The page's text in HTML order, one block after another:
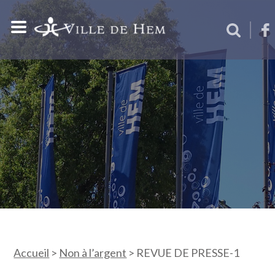
Accueil > Non à l’argent > REVUE DE PRESSE-1